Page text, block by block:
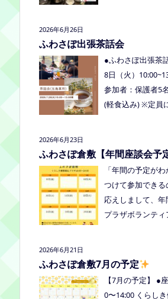
土産分もいただき
く、ご家族でお
ひお越しください
2026年6月26日
ふわさぽ出張茶話会
●ふわさぽ出張茶
8日（火）
参加者：保護者5
(軽食込み) ※定員
内容：いつもの座
17:00まで お申し
クしてお申し込
式LINE、
2026年6月23日
ふわさぽ倉敷【年間座談会予
「年間の予定が
つけて参加でき
応えしまして、
プラザボランティ
ています。 ※予定
2026年6月21日
ふわさぽ倉敷7月の予定
【7月の予定】 ●
0〜14:00 くらし